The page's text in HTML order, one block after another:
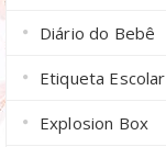
Diário do Bebê
Etiqueta Escolar
Explosion Box